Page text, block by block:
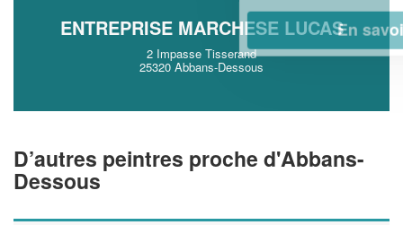
ENTREPRISE MARCHESE LUCAS
2 Impasse Tisserand
25320 Abbans-Dessous
D’autres peintres proche d'Abbans-
Dessous
En savoir plus